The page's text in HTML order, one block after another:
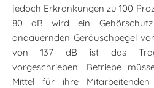
jedoch Erkrankungen zu 100
80 dB wird ein
andauernden Geräuschpegel
von 137 dB ist das
vorgeschrieben. Betriebe
Mittel für ihre Mitarbeitenden